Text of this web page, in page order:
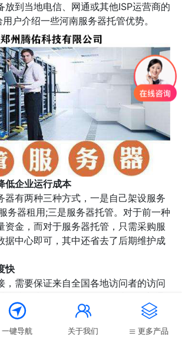
放到当地电信、网通或其他ISP运营商的
户介绍一些河南服务器托管优势。
企业运行成本
有两种三种方式，一是自己架设服务
务器租用;三是服务器托管。对于前一种
资金，而对于服务器托管，只需采购服
据中心即可，其中还省去了后期维护成
快
需要保证来自全国各地访问者的访问
快速响应，而且还要保证静态IP，普通
要求。而专业的服务器托管商有高速的
分布于全国的快速访问节点，可以保证

一键导航

关于我们

更多产品